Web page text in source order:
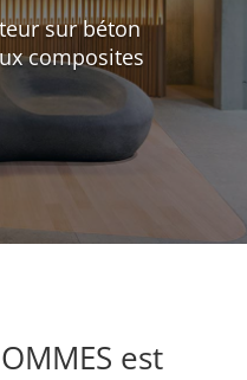
sur béton
composites
est